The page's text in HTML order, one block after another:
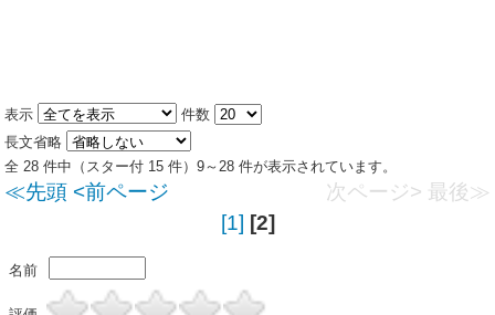
表示
件数
長文省略
全 28 件中（スター付 15 件）9～28 件が表示されています。
≪先頭 <前ページ 次ページ> 最後≫
[1] [2]
名前